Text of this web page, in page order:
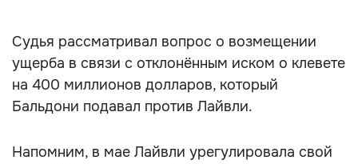
Судья рассматривал вопрос о возмещении
ущерба в связи с отклонённым иском о клевете
на 400 миллионов долларов, который
Бальдони подавал против Лайвли.
Напомним, в мае Лайвли урегулировала свой